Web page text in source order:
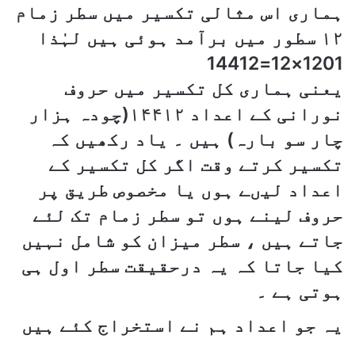
ہماری اس مثالی تکسیر میں سطر زمام
۱۲ سطور میں برآمد ہوئی ہیں لہٰذا
1201×12=14412
یعنی ہماری کل تکسیر میں حروف
نورانی کے اعداد ۱۴۴۱۲(چودہ ہزار
چار سو بارہ) ہیں ۔ یاد رکھیں کہ
تکسیر کرتے وقت اگر کل تکسیر کے
اعداد لیںے ہوں یا مخصوص طریق پر
حروف لینے ہوں تو سطر زمام تک لئے
جاتے ہیں ، سطر میزان کو شامل نہیں
کیا جاتا کہ یہ درحقیقت سطر اول ہی
ہوتی ہے ۔
یہ جو اعداد ہم نے استخراج کئے ہیں